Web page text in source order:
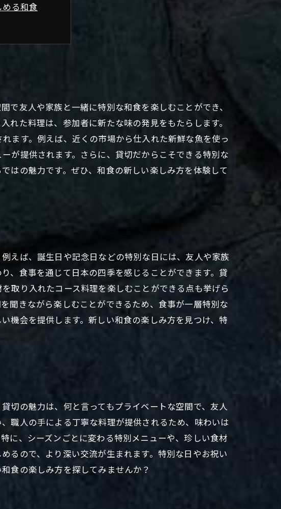
る和食
わい
友人や家族と一緒に特別な和食を楽しむことができ、
た料理は、参加者に新たな味の発見をもたらします。
ます。例えば、近くの市場から仕入れた新鮮な魚を使っ
が提供されます。さらに、貸切だからこそできる特別な
はの魅力です。ぜひ、和食の新しい楽しみ方を体験して
えば、誕生日や記念日などの特別な日には、友人や家族
、食事を通じて日本の四季を感じることができます。貸
取り入れたコース料理を楽しむことができる点も挙げら
聞きながら楽しむことができるため、食事が一層特別な
機会を提供します。新しい和食の楽しみ方を見つけ、特
切の魅力は、何と言ってもプライベートな空間で、友人
職人の手による丁寧な料理が提供されるため、味わいは
に、シーズンごとに変わる特別メニューや、珍しい食材
るので、より深い交流が生まれます。特別な日やお祝い
食の楽しみ方を探してみませんか？